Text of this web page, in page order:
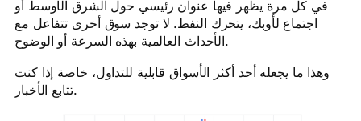
في كل مرة يظهر فيها عنوان رئيسي حول الشرق الأوسط أو
اجتماع لأوبك، يتحرك النفط. لا توجد سوق أخرى تتفاعل مع
الأحداث العالمية بهذه السرعة أو الوضوح.
وهذا ما يجعله أحد أكثر الأسواق قابلية للتداول، خاصة إذا كنت
تتابع الأخبار.